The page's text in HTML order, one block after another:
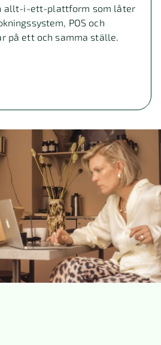
allt-i-ett-plattform som låter
POS och
på ett och samma ställe.